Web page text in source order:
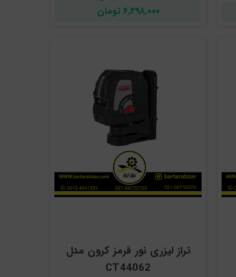
۶,۲۹۸,۰۰۰ تومان
تراز لیزری نور قرمز کرون مدل
CT44062